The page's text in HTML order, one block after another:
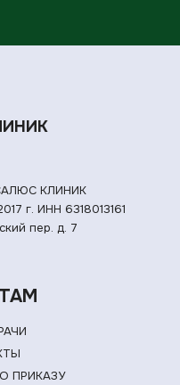
КЛИНИК
г. ИНН 6318013161
пер. д. 7
ПРИКАЗУ